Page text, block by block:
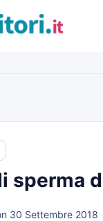
sperma
30 Settembre 2018